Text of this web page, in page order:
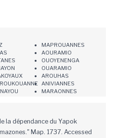
MAPROUANNES
AOURAMIO
OUOYENENGA
OUARAMIO
AROUHAS
ANIVIANNES
MARAONNES
la dépendance du Yapok
Map. 1737. Accessed